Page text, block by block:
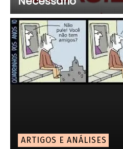
ARTIGOS E ANÁLISES